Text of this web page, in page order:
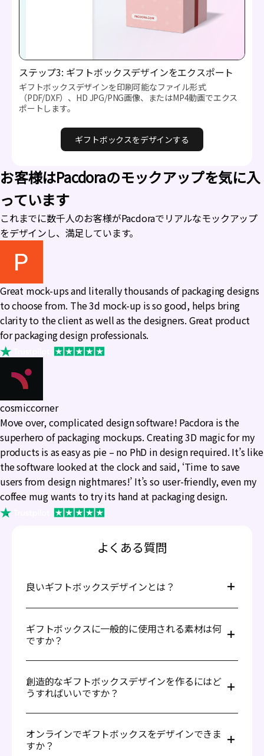
ステップ3: ギフトボックスデザインをエクスポート
ギフトボックスデザインを印刷可能なファイル形式
（PDF/DXF）、HD JPG/PNG画像、またはMP4動画でエクス
ポートします。
ギフトボックスをデザインする
お客様はPacdoraのモックアップを気に入
っています
これまでに数千人のお客様がPacdoraでリアルなモックアップ
をデザインし、満足しています。
Great mock-ups and literally thousands of packaging designs
to choose from. The 3d mock-up is so good, helps bring
clarity to the client as well as the designers. Great product
for packaging design professionals.
cosmiccorner
Move over, complicated design software! Pacdora is the
superhero of packaging mockups. Creating 3D magic for my
products is as easy as pie – no PhD in design required. It’s like
the software looked at the clock and said, ‘Time to save
users from design nightmares!’ It’s so user-friendly, even my
coffee mug wants to try its hand at packaging design.
よくある質問
良いギフトボックスデザインとは？
れ、贈り物やその場の雰囲気に合っていることが重要で
す。高品質な素材で作られ、しっかりしていて適切なサイ
を引き立てます。実用性、耐久性、そして目を引くプレゼ
ンテーションが記憶に残る印象を与えます。
ギフトボックスに一般的に使用される素材は何
ですか？
ルートがよく使われます。段ボールは軽量で頑丈で、あら
ゆる種類のギフトに適しており、クラフト紙は環境に優し
最適です。
創造的なギフトボックスデザインを作るにはど
うすればいいですか？
トボックスデザインを作成できます:
豊富なギフトボックスデザインライブラリから希望
オンラインでギフトボックスをデザインできま
すか？